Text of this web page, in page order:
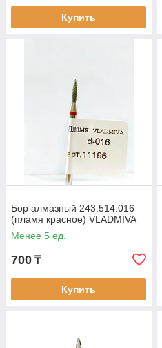
Купить
Бор алмазный 243.514.016
(пламя красное) VLADMIVA
Менее 5 ед.
700 ₸
Купить